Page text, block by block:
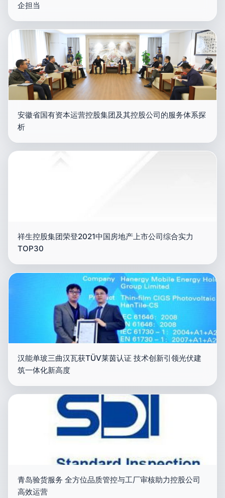
企担当
安徽省国有资本运营控股集团及其控股公司的服务体系探
析
祥生控股集团荣登2021中国房地产上市公司综合实力
TOP30
汉能单玻三曲汉瓦获TÜV莱茵认证 技术创新引领光伏建
筑一体化新高度
青岛验货服务 全方位品质管控与工厂审核助力控股公司
高效运营